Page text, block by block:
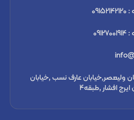
ولیعصر,خیابان عارف نسب ,خیابان
افشار ,طبقه4